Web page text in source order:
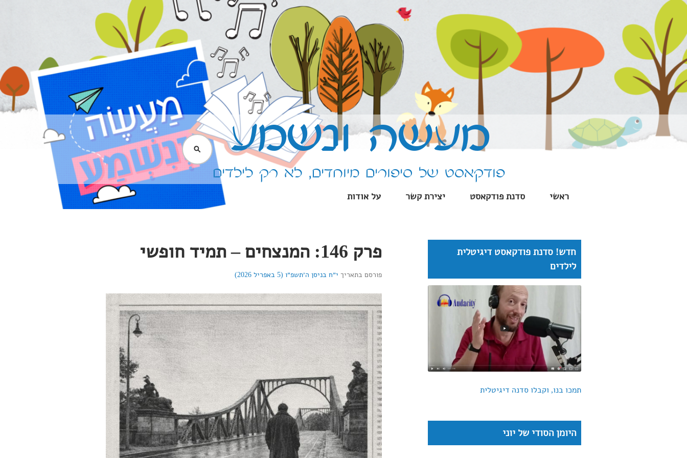
דילוג
לתוכן
מעשה ונשמע
פודקאסט של סיפורים מיוחדים, לא רק לילדים
חיפוש
ראשי סדנת פודקאסט יצירת קשר על אודות
פרק 146: המנצחים – תמיד חופשי
פורסם בתאריך י״ח בניסן ה׳תשפ״ו (5 באפריל 2026)
חדש! סדנת פודקאסט דיגיטלית
לילדים
תמכו בנו, וקבלו סדנה דיגיטלית
היומן הסודי של יוני